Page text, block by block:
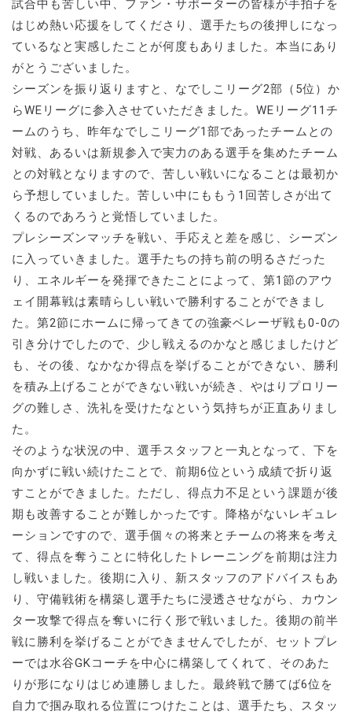
試合中も苦しい中、ファン・サポーターの皆様が手拍子を
はじめ熱い応援をしてくださり、選手たちの後押しになっ
ているなと実感したことが何度もありました。本当にあり
がとうございました。
シーズンを振り返りますと、なでしこリーグ2部（5位）か
らWEリーグに参入させていただきました。WEリーグ11チ
ームのうち、昨年なでしこリーグ1部であったチームとの
対戦、あるいは新規参入で実力のある選手を集めたチーム
との対戦となりますので、苦しい戦いになることは最初か
ら予想していました。苦しい中にももう1回苦しさが出て
くるのであろうと覚悟していました。
プレシーズンマッチを戦い、手応えと差を感じ、シーズン
に入っていきました。選手たちの持ち前の明るさだった
り、エネルギーを発揮できたことによって、第1節のアウ
ェイ開幕戦は素晴らしい戦いで勝利することができまし
た。第2節にホームに帰ってきての強豪ベレーザ戦も0-0の
引き分けでしたので、少し戦えるのかなと感じましたけど
も、その後、なかなか得点を挙げることができない、勝利
を積み上げることができない戦いが続き、やはりプロリー
グの難しさ、洗礼を受けたなという気持ちが正直ありまし
た。
そのような状況の中、選手スタッフと一丸となって、下を
向かずに戦い続けたことで、前期6位という成績で折り返
すことができました。ただし、得点力不足という課題が後
期も改善することが難しかったです。降格がないレギュレ
ーションですので、選手個々の将来とチームの将来を考え
て、得点を奪うことに特化したトレーニングを前期は注力
し戦いました。後期に入り、新スタッフのアドバイスもあ
り、守備戦術を構築し選手たちに浸透させながら、カウン
ター攻撃で得点を奪いに行く形で戦いました。後期の前半
戦に勝利を挙げることができませんでしたが、セットプレ
ーでは水谷GKコーチを中心に構築してくれて、そのあた
りが形になりはじめ連勝しました。最終戦で勝てば6位を
自力で掴み取れる位置につけたことは、選手たち、スタッ